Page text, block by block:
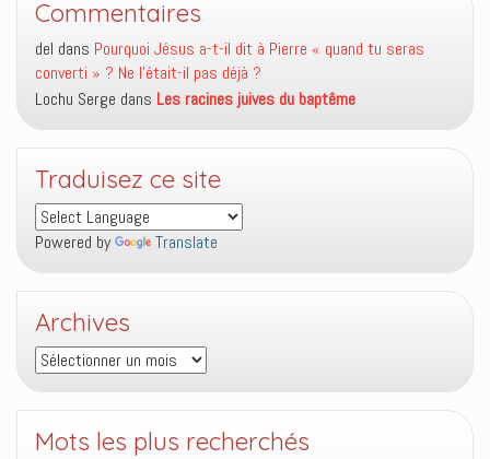
Commentaires
del dans Pourquoi Jésus a-t-il dit à Pierre « quand tu seras
converti » ? Ne l’était-il pas déjà ?
Lochu Serge dans Les racines juives du baptême
Traduisez ce site
Powered by Translate
Archives
Archives
Mots les plus recherchés